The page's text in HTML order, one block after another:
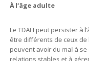
À l’âge adulte
Le TDAH peut persister à
être différents de ceux de
peuvent avoir du mal à
relations stables et à